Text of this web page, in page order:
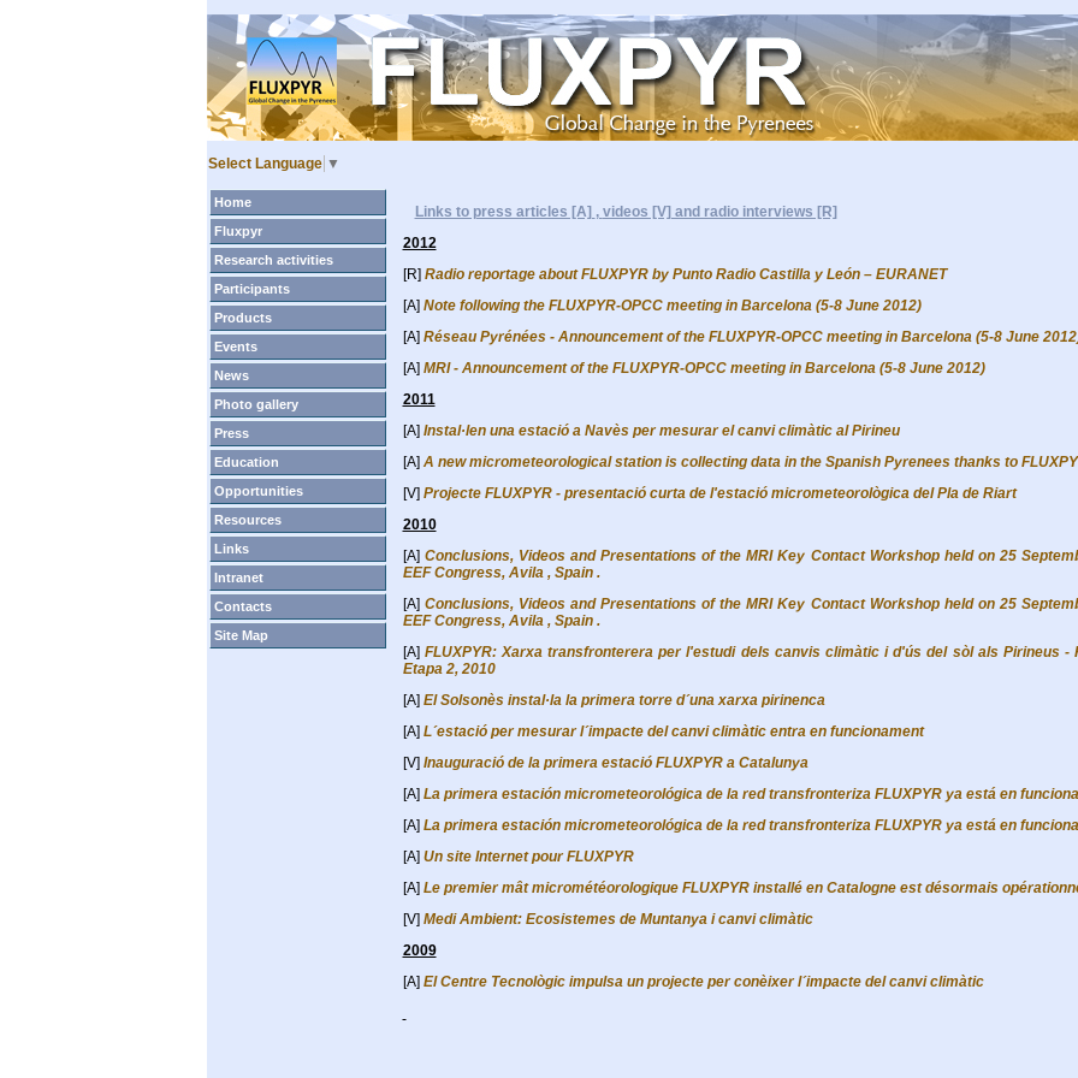
Select Language ▼
Home
Fluxpyr
Research activities
Participants
Products
Events
News
Photo gallery
Press
Education
Opportunities
Resources
Links
Intranet
Contacts
Site Map
Links to press articles [A] , videos [V] and radio interviews [R]
2012
[R] Radio reportage about FLUXPYR by Punto Radio Castilla y León – EURANET
[A] Note following the FLUXPYR-OPCC meeting in Barcelona (5-8 June 2012)
[A] Réseau Pyrénées - Announcement of the FLUXPYR-OPCC meeting in Barcelona (5-8 June
[A] MRI - Announcement of the FLUXPYR-OPCC meeting in Barcelona (5-8 June 2012)
2011
[A] Instal·len una estació a Navès per mesurar el canvi climàtic al Pirineu
[A] A new micrometeorological station is collecting data in the Spanish Pyrenees thanks to
[V] Projecte FLUXPYR - presentació curta de l'estació micrometeorològica del Pla de Riart
2010
[A] Conclusions, Videos and Presentations of theMRI Key Contact Workshop held on 25
EEF Congress, Avila , Spain .
[A] Conclusions, Videos and Presentations of theMRI Key Contact Workshop held on 25
EEF Congress, Avila , Spain .
[A] FLUXPYR: Xarxa transfronterera per l'estudi dels canvis climàtic i d'ús del sòl als Pirineus -
Etapa 2, 2010
[A] El Solsonès instal·la la primera torre d´una xarxa pirinenca
[A] L´estació per mesurar l´impacte del canvi climàtic entra en funcionament
[V] Inauguració de la primera estació FLUXPYR a Catalunya
[A] La primera estación micrometeorológica de la red transfronteriza FLUXPYR ya está en
[A] La primera estación micrometeorológica de la red transfronteriza FLUXPYR ya está en
[A] Un site Internet pour FLUXPYR
[A] Le premier mât micrométéorologique FLUXPYR installé en Catalogne est désormais
[V] Medi Ambient: Ecosistemes de Muntanya i canvi climàtic
2009
[A] El Centre Tecnològic impulsa un projecte per conèixer l´impacte del canvi climàtic